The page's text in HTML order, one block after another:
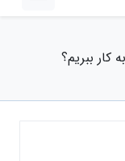
کار ببریم؟